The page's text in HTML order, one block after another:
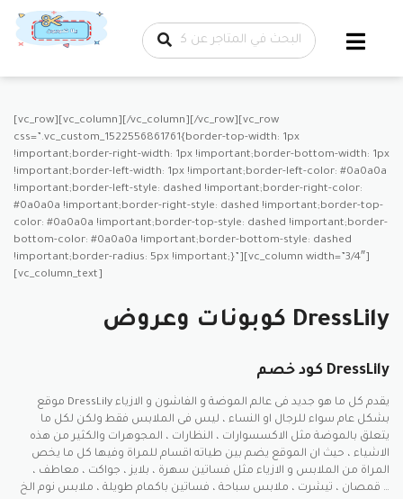
تخطي إلى
المحتوى
[vc_row][vc_column][/vc_column][/vc_row][vc_row
css=”.vc_custom_1522556861761{border-top-width: 1px
!important;border-right-width: 1px !important;border-bottom-width: 1px
!important;border-left-width: 1px !important;border-left-color: #0a0a0a
!important;border-left-style: dashed !important;border-right-color:
#0a0a0a !important;border-right-style: dashed !important;border-top-
color: #0a0a0a !important;border-top-style: dashed !important;border-
bottom-color: #0a0a0a !important;border-bottom-style: dashed
!important;border-radius: 5px !important;}”][vc_column width=”3/4″]
[vc_column_text]
كوبونات وعروض DressLily
كود خصم DressLily
موقع DressLily يقدم كل ما هو جديد فى عالم الموضة و الفاشون و الازياء
بشكل عام سواء للرجال او النساء ، ليس فى الملابس فقط ولكن لكل ما
يتعلق بالموضة مثل الاكسسوارات ، النظارات ، المجوهرات والكثير من هذه
الاشياء ، حيث ان الموقع يضم بين طياته اقسام للمراة وفيها كل ما يخص
المراة من الملابس و الازياء مثل فساتين سهرة ، بلايز ، جواكت ، معاطف ،
قمصان ، تيشرت ، ملابس سباحة ، فساتين باكمام طويلة ، ملابس نوم الخ …